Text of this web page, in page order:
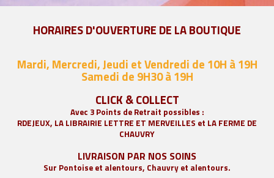
HORAIRES D'OUVERTURE DE LA BOUTIQUE
Mardi, Mercredi, Jeudi et Vendredi de 10H à 19H
Samedi de 9H30 à 19H
CLICK & COLLECT
Avec 3 Points de Retrait possibles :
RDEJEUX, LA LIBRAIRIE LETTRE ET MERVEILLES et LA FERME DE
CHAUVRY
LIVRAISON PAR NOS SOINS
Sur Pontoise et alentours, Chauvry et alentours.